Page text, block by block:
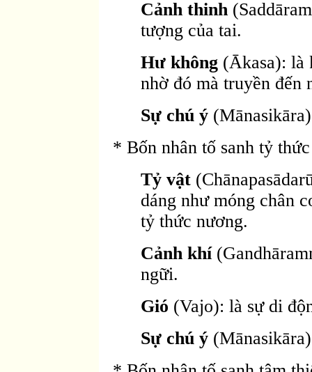
Cảnh thinh
tượng của tai.
Hư không(Ākasa): là
nhờ đó mà truyền đến
Sự chú ý(Mānasikāra)
* Bốn nhân tố sanh tỷ
Tỷ vật
dáng như móng chân
tỷ thức nương.
Cảnh khí
ngữi.
Gió (Vajo): là sự di
Sự chú ý(Mānasikāra)